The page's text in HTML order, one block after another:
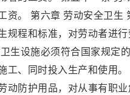
资。 第六章 劳动安全卫生
规程和标准，对劳动者进
生设施必须符合国家规定
工、同时投入生产和使用
动防护用品，对从事有职